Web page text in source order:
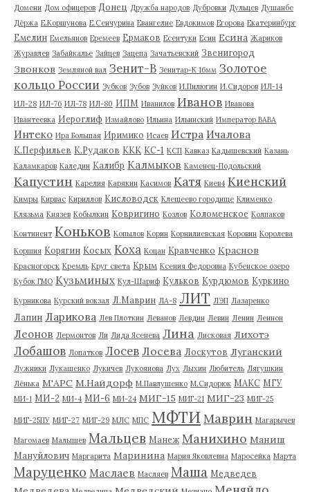
Домени Дом офицеров Донец Дружба народов Дубровки Дульцев Душанбе
Дёржа Е.Коршунова Е.Сенчурина Евангелие Евдокимов Егорова Екатеринбург
Емелин Емельянов Еремеев Ермаков Есентуки Есин Есина Жариков
Журавлев Забайкалье Зайцев Зацепа Зачатьевский Звенигород
Звонков Земляной вал Зенит-В Зенитар-К 16мм Золотое
кольцо России Зубков Зубов Зуйков И.Пилюгин И.Сидоров ИЛ-14
ИЛ-28 ИЛ-76 ИЛ-78 ИЛ-80 ИПМ Иванилов Иванов Иванова
Ивантеевка Иероглиф Измайлово Ильина Ильинский Император ВАВА
Интеко Ира Большая Иримико Исаев Истра Ичалова
К.Перфильев К.Рудаков ККК КС-1 КСП Кавказ Кадышевский Казань
Каламкаров Каледин Калибр Калмыков Каменец-Подольский
Капустин Карелия Карякин Касимов Катя Киев4 Киенский
Кимры Кирвас Кириллов Кисловодск Клещеево городище Клименко
Клязьма Князев Кобылкин Ковригино Козлов Коломенское Колпаков
Континент Коньков Копылов Корин Корнилиевская Коровин Королева
Коршия Корягин Косых Коха Коцан Кравченко Краснов
Красногорск Кремль Круг света Крым Ксения Федоровна Кубенское озеро
Кубок ГМО Кузьминых Кул-Шариф Кульков Курдюмов Куркино
Курникова Курский вокзал Л.Маврин ЛА-8 ЛИТ ЛЭП Лазаренко
Лапин Ларикова Лев Плоткин Леванов Левдин Левин Ленин Леннон
Леонов Лермонтов Ли Лида Ясенева Лина Лисковая Лихотэ
Лобашов Лопатков Лосев Лосева Лоскутов Луганский
Лужники Лукашенко Лукичев Лукоянова Лух Лыхин Любитель Лягушкин
Лёнька М'АРС М.Найдорф М.Павлушенко М.Сидорюк МАКС МГУ
МИ-1 МИ-2 МИ-4 МИ-6 МИ-24 МИГ-15 МИГ-21 МИГ-23 МИГ-25
МИГ-25ПУ МИГ-27 МИГ-29 МЛС МПС МФТИ Маврин Магарычев
Магомаев Малышев Мальцев Манеж Манихино Маниш
Мануйлович Маргарита Маринина Мария Яковлевна Маросейка Марта
Маруценко Маслаев Масляев Маша Медведев